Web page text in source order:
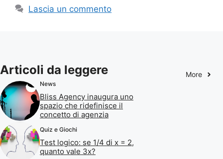
Lascia un commento
Articoli da leggere More
News
Bliss Agency inaugura uno
spazio che ridefinisce il
concetto di agenzia
Quiz e Giochi
Test logico: se 1/4 di x = 2,
quanto vale 3x?